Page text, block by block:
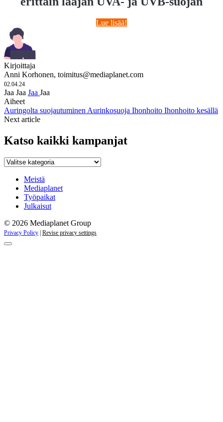
Lue lisää!
Kirjoittaja
Anni Korhonen, toimitus@mediaplanet.com
02.04.24
Jaa Jaa Jaa Jaa
Aiheet
Auringolta suojautuminen Aurinkosuoja Ihonhoito Ihonhoito kesällä
Next article
Katso kaikki kampanjat
Katso
kampanjat
Meistä
Mediaplanet
Työpaikat
Julkaisut
© 2026 Mediaplanet Group
Privacy Policy Revise privacy settings